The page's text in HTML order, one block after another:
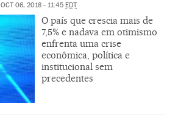
OCT 06, 2018 - 11:45 EDT
O país que crescia mais de
7,5% e nadava em otimismo
enfrenta uma crise
econômica, política e
institucional sem
precedentes